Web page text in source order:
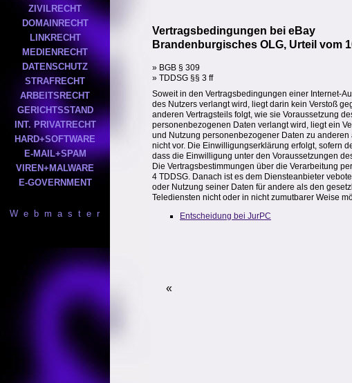
ZIVILRECHT
DOMAINRECHT
LINKRECHT
MEDIENRECHT
DATENSCHUTZ
STRAFRECHT
ARBEITSRECHT
GERICHTSSTAND
INT. PRIVATRECHT
HARD+SOFTWARE
E-MAIL+SPAM
VIREN+MALWARE
E-GOVERNMENT
W e b m a s t e r
Vertragsbedingungen bei eBay
Brandenburgisches OLG, Urteil vom
» BGB § 309
» TDDSG §§ 3 ff
Soweit in den Vertragsbedingungen einer Internet-
des Nutzers verlangt wird, liegt darin kein Verstoß
anderen Vertragsteils folgt, wie sie Voraussetzung
personenbezogenen Daten verlangt wird, liegt ein
und Nutzung personenbezogener Daten zu
nicht vor. Die Einwilligungserklärung erfolgt, sofern
dass die Einwilligung unter den Voraussetzungen
Die Vertragsbestimmungen über die Verarbeitung
4 TDDSG. Danach ist es dem Diensteanbieter
oder Nutzung seiner Daten für andere als den
Telediensten nicht oder in nicht zumutbarer Weise
Entscheidung bei JurPC
«